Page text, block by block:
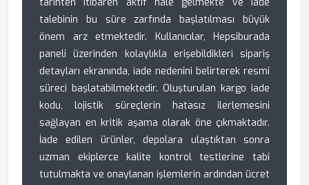
talebinin bu süre zarfında başlatılması büyük
önem arz etmektedir. Kullanıcılar, Hepsiburada
paneli üzerinden kolaylıkla erişebildikleri sipariş
detayları ekranında, iade nedenini belirterek resmi
süreci başlatabilmektedir. Oluşturulan kargo iade
kodu, lojistik süreçlerin hatasız ilerlemesini
sağlayan en kritik aşama olarak öne çıkmaktadır.
İade edilen ürünler, depolara ulaştıktan sonra
uzman ekiplerce kalite kontrol testlerine tabi
tutulmakta ve onaylanan işlemlerin ardından ücret